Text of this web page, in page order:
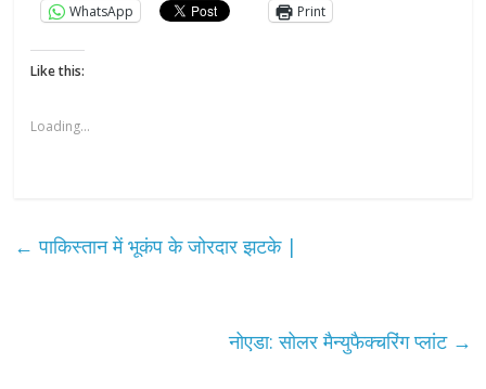
WhatsApp Print
Like this:
Loading...
← पाकिस्तान में भूकंप के जोरदार झटके |
नोएडा: सोलर मैन्युफैक्चरिंग प्लांट →